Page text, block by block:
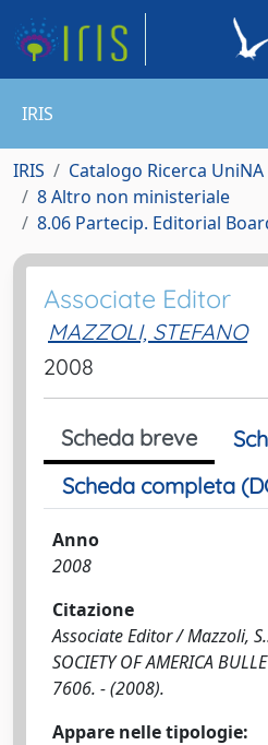
IRIS
IRIS
Catalogo Ricerca UniNA
8 Altro non ministeriale
8.06 Partecip. Editorial
Associate Editor
MAZZOLI, STEFANO
2008
Scheda breve
Scheda completa
Anno
2008
Citazione
Associate Editor / Mazzoli,
SOCIETY OF AMERICA
7606. - (2008).
Appare nelle tipologie: